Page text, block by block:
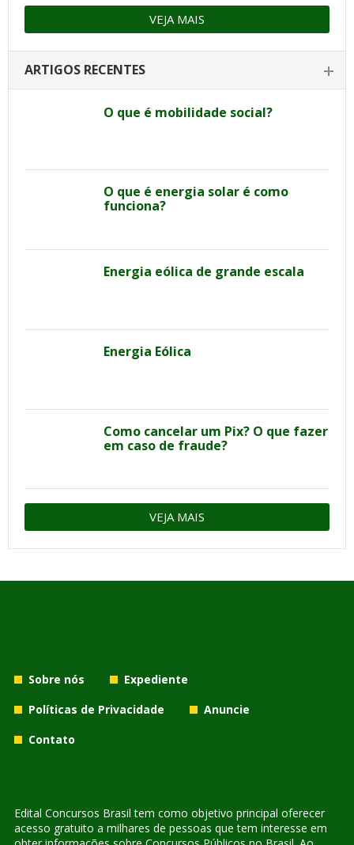
VEJA MAIS
ARTIGOS RECENTES
O que é mobilidade social?
O que é energia solar é como
funciona?
Energia eólica de grande escala
Energia Eólica
Como cancelar um Pix? O que fazer
em caso de fraude?
VEJA MAIS
Sobre nós
Expediente
Políticas de Privacidade
Anuncie
Contato
Edital Concursos Brasil tem como objetivo principal oferecer
acesso gratuito a milhares de pessoas que tem interesse em